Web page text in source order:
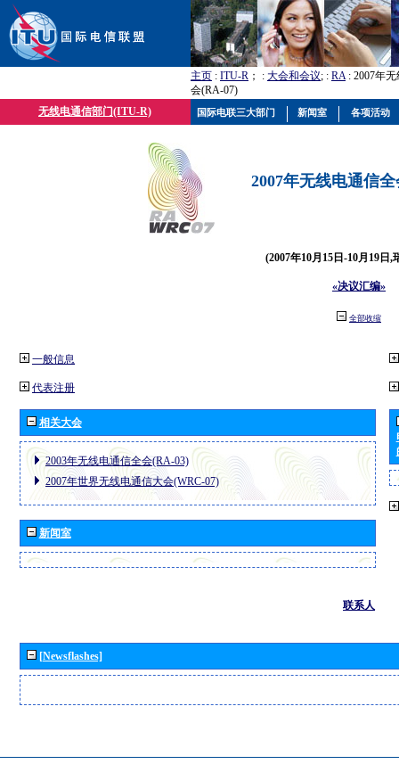
主页 : ITU-R ； : 大会和会议; : RA: 2007年
会(RA-07)
无线电通信部门(ITU-R)
2007年无线电通信
(2007年10月15日-10月19日,
«决议汇编»
全部收缩
一般信息
代表注册
相关大会
2003年无线电通信全会(RA-03)
2007年世界无线电通信大会(WRC-07)
新闻室
联系人
[Newsflashes]
国际电联三大部门 新闻室 各项活动